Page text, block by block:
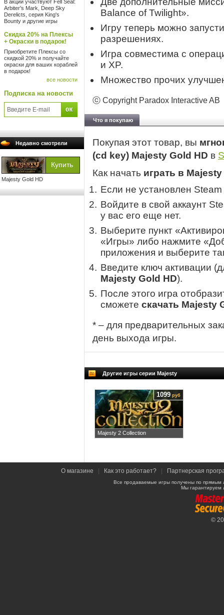
В акции участвуют Fell Seal:
Arbiter's Mark, Deep Sky
Derelicts, серия King's
Bounty и другие игры
Скидка 20% на Плексы
+ Окраски в подарок!
Приобретите Плексы со
скидкой 20% и получайте
окраски для ваших кораблей
в подарок!
все новости
Подписка на новости
Недавно смотрели
Majesty Gold HD
Balance of Twilight».
Игру теперь можно
разрешениях.
Игра совместима с
и XP.
Множество прочих
ⓒ Copyright Paradox Interactive AB
Что я покупаю
Покупая этот товар, вы
(cd key) Majesty Gold HD в
Как начать играть в
Если не установлен
Войдите в свой аккаунт
у вас его еще нет.
Выберите пункт
«Игры» либо нажмите
приложения и выберите
Введите ключ активации
Majesty Gold HD).
После этого игра
сможете скачать Majesty
* – для предварительных
день выхода игры.
Другие игры серии Majesty
Majesty 2 Collection
1099 руб
О магазине Как это работает? Партнерская
Все продаваемые игры получены по
Мы гарантируем
©